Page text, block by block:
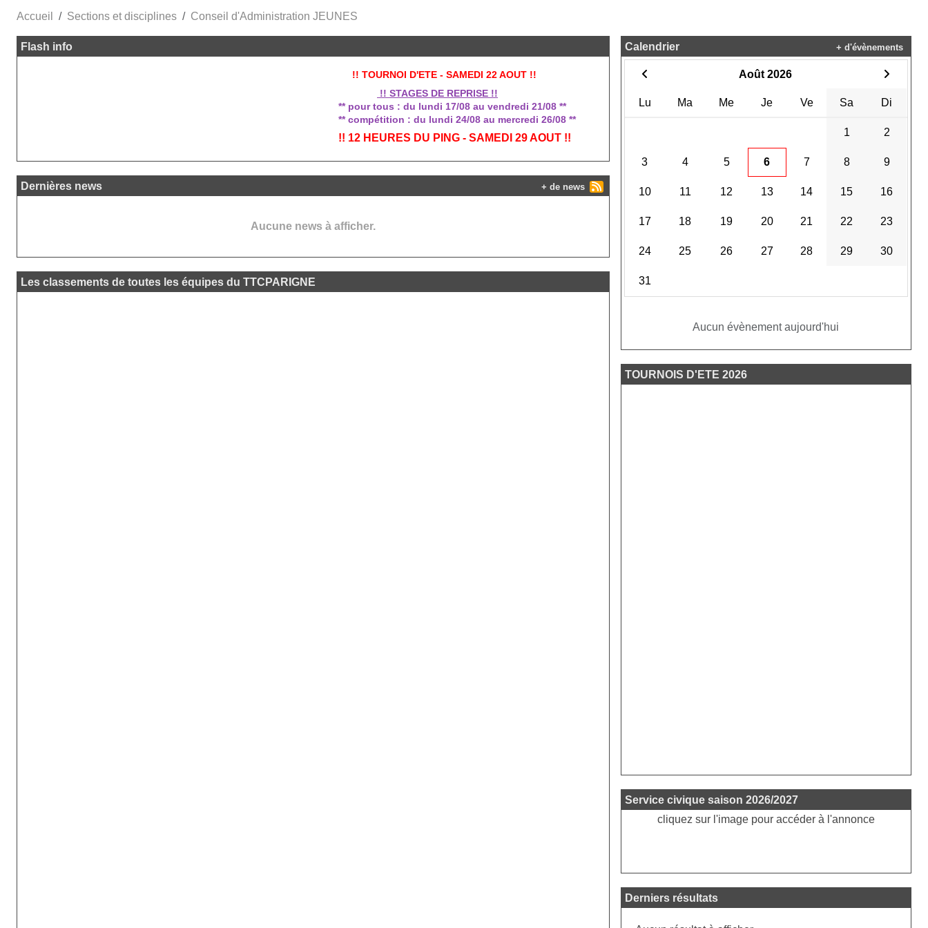
Accueil Sections et disciplines Conseil d'Administration JEUNES
Flash info
!! TOURNOI D'ETE - SAMEDI 22 AOUT !!
!! STAGES DE REPRISE !!
** pour tous : du lundi 17/08 au vendredi 21/08 **
** compétition : du lundi 24/08 au mercredi 26/08 **
!! 12 HEURES DU PING - SAMEDI 29 AOUT !!
Dernières news
Aucune news à afficher.
+ de news
Les classements de toutes les équipes du TTCPARIGNE
Calendrier
Août 2026
Lu Ma Me Je Ve Sa Di
1 2
3 4 5 6 7 8 9
10 11 12 13 14 15 16
17 18 19 20 21 22 23
24 25 26 27 28 29 30
31
Aucun évènement aujourd'hui
+ d'évènements
TOURNOIS D'ETE 2026
Service civique saison 2026/2027
cliquez sur l'image pour accéder à l'annonce
Derniers résultats